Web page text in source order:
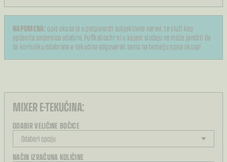
NAPOMENA: opis okusa je u potpunosti subjektivne naravi, te služi kao
općenita smjernica odabira. Puffkalica.hr ni u kojem slučaju ne može jamčiti da
će korisniku odabrana e-tekućina odgovarati samo na temelju opisa okusa!
MIXER E-TEKUĆINA:
ODABIR VELIČINE BOČICE
NAČIN IZRAČUNA KOLIČINE